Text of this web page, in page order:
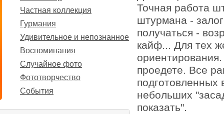
Частная коллекция
Гурмания
Удивительное и непознанное
Воспоминания
Случайное фото
Фототворчество
События
Точная работа
штурмана -
получаться -
кайф... Для тех
проедете. Все
подготовленных
небольших
показать".